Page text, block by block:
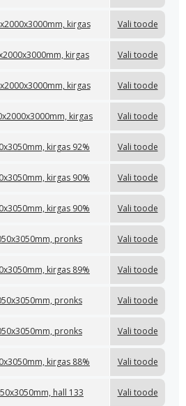
kirgas Vali toode
kirgas Vali toode
kirgas Vali toode
kirgas Vali toode
kirgas 92% Vali toode
kirgas 90% Vali toode
kirgas 90% Vali toode
pronks Vali toode
kirgas 89% Vali toode
pronks Vali toode
pronks Vali toode
kirgas 88% Vali toode
hall 133 Vali toode